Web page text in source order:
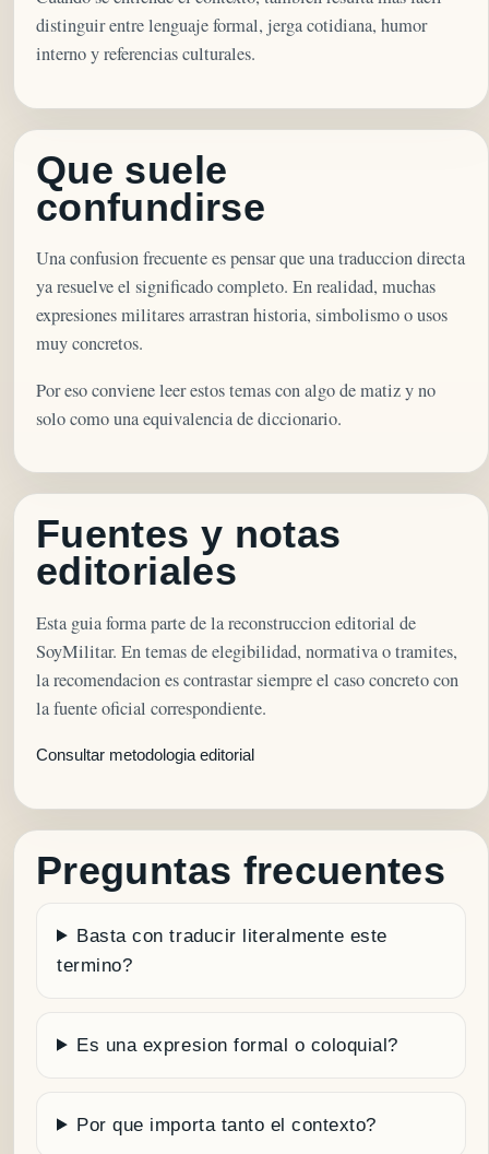
distinguir entre lenguaje formal, jerga cotidiana, humor
interno y referencias culturales.
Que suele
confundirse
Una confusion frecuente es pensar que una traduccion directa
ya resuelve el significado completo. En realidad, muchas
expresiones militares arrastran historia, simbolismo o usos
muy concretos.
Por eso conviene leer estos temas con algo de matiz y no
solo como una equivalencia de diccionario.
Fuentes y notas
editoriales
Esta guia forma parte de la reconstruccion editorial de
SoyMilitar. En temas de elegibilidad, normativa o tramites,
la recomendacion es contrastar siempre el caso concreto con
la fuente oficial correspondiente.
Consultar metodologia editorial
Preguntas frecuentes
Basta con traducir literalmente este
termino?
Es una expresion formal o coloquial?
Por que importa tanto el contexto?